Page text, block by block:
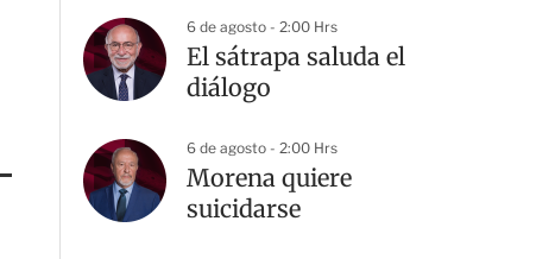
6 de agosto - 2:00 Hrs
El sátrapa saluda el
diálogo
6 de agosto - 2:00 Hrs
Morena quiere
suicidarse